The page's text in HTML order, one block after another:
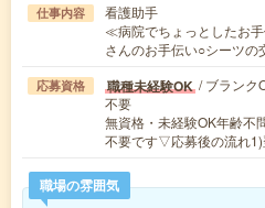
仕事内容
看護助手
≪病院でちょっとしたお
さんのお手伝い○シーツ
応募資格 職種未経験OK / ブランク
不要
無資格・未経験OK年齢
不要です▽応募後の流れ
職場の雰囲気